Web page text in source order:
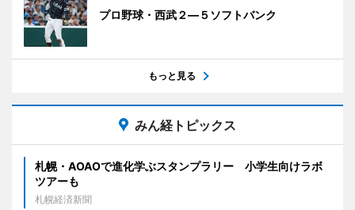
プロ野球・西武２―５ソフトバンク
もっと見る
みん経トピックス
札幌・AOAOで進化学ぶスタンプラリー 小学生向けラボ
ツアーも
札幌経済新聞